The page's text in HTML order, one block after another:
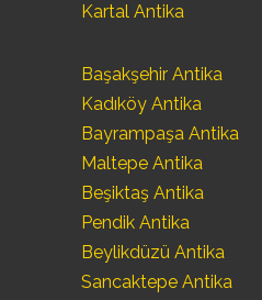
Kartal Antika
Başakşehir Antika
Kadıköy Antika
Bayrampaşa Antika
Maltepe Antika
Beşiktaş Antika
Pendik Antika
Beylikdüzü Antika
Sancaktepe Antika